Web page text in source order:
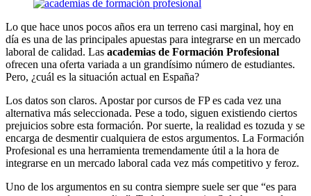
Lo que hace unos pocos años era un terreno casi marginal, hoy en
día es una de las principales apuestas para integrarse en un mercado
laboral de calidad. Las academias de Formación Profesional
ofrecen una oferta variada a un grandísimo número de estudiantes.
Pero, ¿cuál es la situación actual en España?
Los datos son claros. Apostar por cursos de FP es cada vez una
alternativa más seleccionada. Pese a todo, siguen existiendo ciertos
prejuicios sobre esta formación. Por suerte, la realidad es tozuda y se
encarga de desmentir cualquiera de estos argumentos. La Formación
Profesional es una herramienta tremendamente útil a la hora de
integrarse en un mercado laboral cada vez más competitivo y feroz.
Uno de los argumentos en su contra siempre suele ser que “es para